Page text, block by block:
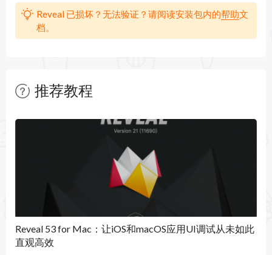
早期版本的 Reveal 通过简化和可视化 UI 调试流
程，帮助开发者直观了解应用界面的层级和布局结
Reveal 不断升级。每次版本更新都增加了更多功
天的 Reveal 41 版本。
1. 实时视图调试：Reveal 可以在运行时捕获应用的
有的视图和控件，包括它们的大小、位置、层级关
Reveal 已损坏？无法验证？请阅读安装包内的帮助文
档。
推荐教程
暂无文章
Reveal 53 for Mac：让iOS和macOS应用UI调试从未如此
直观高效